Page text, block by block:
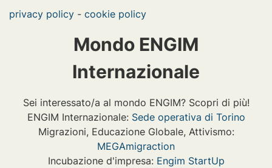
privacy policy - cookie policy
Mondo ENGIM
Internazionale
Sei interessato/a al mondo ENGIM? Scopri di più!
ENGIM Internazionale: Sede operativa di Torino
Migrazioni, Educazione Globale, Attivismo:
MEGAmigraction
Incubazione d'impresa: Engim StartUp